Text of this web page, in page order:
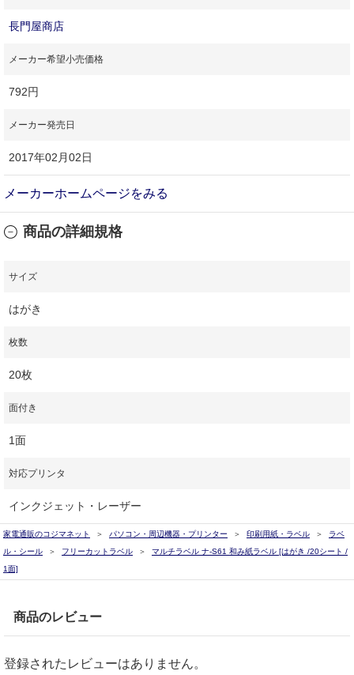
長門屋商店
メーカー希望小売価格
792円
メーカー発売日
2017年02月02日
メーカーホームページをみる
商品の詳細規格
サイズ
はがき
枚数
20枚
面付き
1面
対応プリンタ
インクジェット・レーザー
家電通販のコジマネット パソコン・周辺機器・プリンター 印刷用紙・ラベル
ラベ
ル・シール
フリーカットラベル
マルチラベル ナ-S61 和み紙ラベル [はがき /20シート /
1面]
商品のレビュー
登録されたレビューはありません。